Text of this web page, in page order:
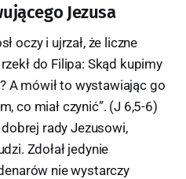
Jezusa
oczy i ujrzał, że liczne
do Filipa: Skąd kupimy
A mówił to wystawiając go
co miał czynić”. (J 6,5-6)
rady Jezusowi,
Zdołał jedynie
nie wystarczy